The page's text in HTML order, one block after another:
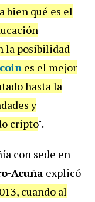
bien qué es el
la posibilidad
es el mejor
hasta la
y
cripto".
con sede en
Acuña explicó
cuando al